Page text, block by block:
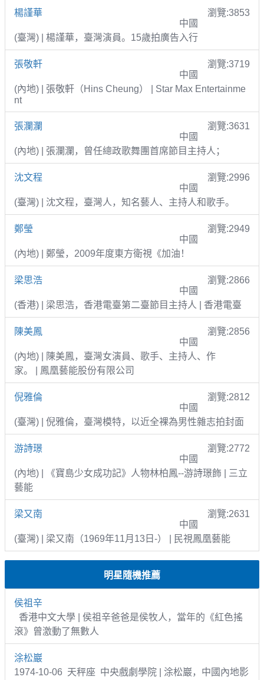
楊謹華
瀏覽:3853
中國
(臺灣) | 楊謹華，臺灣演員。15歲拍廣告入行
張敬軒
瀏覽:3719
中國
(內地) | 張敬軒（Hins Cheung） | Star Max Entertainme
nt
張瀾瀾
瀏覽:3631
中國
(內地) | 張瀾瀾，曾任總政歌舞團首席節目主持人；
沈文程
瀏覽:2996
中國
(臺灣) | 沈文程，臺灣人，知名藝人、主持人和歌手。
鄭瑩
瀏覽:2949
中國
(內地) | 鄭瑩，2009年度東方衛視《加油！
梁思浩
瀏覽:2866
中國
(香港) | 梁思浩，香港電臺第二臺節目主持人 | 香港電臺
陳美鳳
瀏覽:2856
中國
(內地) | 陳美鳳，臺灣女演員、歌手、主持人、作
家。 | 鳳凰藝能股份有限公司
倪雅倫
瀏覽:2812
中國
(臺灣) | 倪雅倫，臺灣模特，以近全裸為男性雜志拍封面
游詩璟
瀏覽:2772
中國
(內地) | 《寶島少女成功記》人物林柏鳳--游詩璟飾 | 三立
藝能
梁又南
瀏覽:2631
中國
(臺灣) | 梁又南（1969年11月13日-） | 民視鳳凰藝能
明星隨機推薦
侯祖辛
香港中文大學 | 侯祖辛爸爸是侯牧人，當年的《紅色搖
滾》曾激動了無數人
涂松巖
1974-10-06 天秤座 中央戲劇學院 | 涂松巖，中國內地影